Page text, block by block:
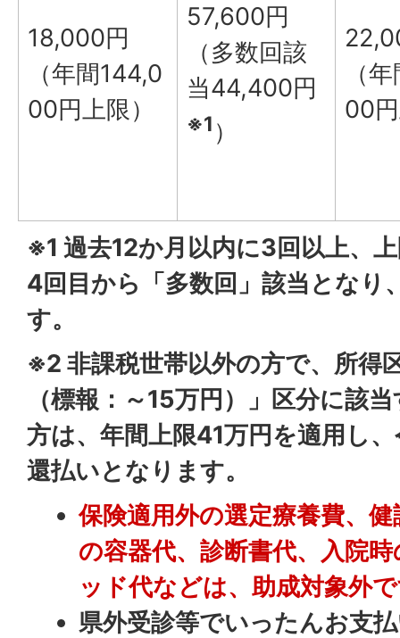
18,000円
（年間144,0
00円上限）
57,600円
（多数回該
当44,400円
※1 ）
（
00
※1 過去12か月以内に3回以上、
4回目から「多数回」該当となり
す。
※2 非課税世帯以外の方で、所得
（標報：～15万円）」区分に該
方は、年間上限41万円を適用し
還払いとなります。
保険適用外の選定療養費、
の容器代、診断書代、入院
ッド代などは、助成対象外
県外受診等でいったんお支